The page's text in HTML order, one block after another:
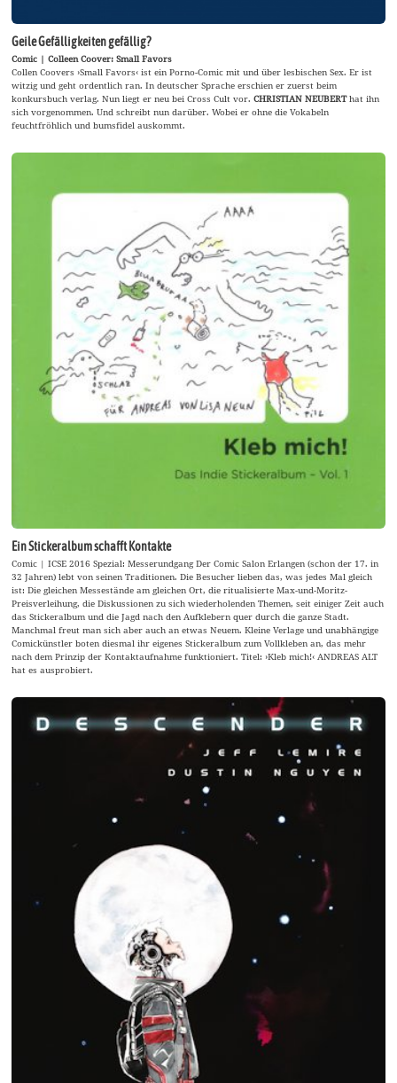
Geile Gefälligkeiten gefällig?
Comic | Colleen Coover: Small Favors
Collen Coovers ›Small Favors‹ ist ein Porno-Comic mit und über lesbischen Sex. Er ist
witzig und geht ordentlich ran. In deutscher Sprache erschien er zuerst beim
konkursbuch verlag. Nun liegt er neu bei Cross Cult vor.CHRISTIAN NEUBERThat ihn
sich vorgenommen. Und schreibt nun darüber. Wobei er ohne die Vokabeln
feuchtfröhlich und bumsfidel auskommt.
Ein Stickeralbum schafft Kontakte
Comic | ICSE 2016 Spezial: Messerundgang Der Comic Salon Erlangen (schon der 17. in
32 Jahren) lebt von seinen Traditionen. Die Besucher lieben das, was jedes Mal gleich
ist: Die gleichen Messestände am gleichen Ort, die ritualisierte Max-und-Moritz-
Preisverleihung, die Diskussionen zu sich wiederholenden Themen, seit einiger Zeit auch
das Stickeralbum und die Jagd nach den Aufklebern quer durch die ganze Stadt.
Manchmal freut man sich aber auch an etwas Neuem. Kleine Verlage und unabhängige
Comickünstler boten diesmal ihr eigenes Stickeralbum zum Vollkleben an, das mehr
nach dem Prinzip der Kontaktaufnahme funktioniert. Titel: ›Kleb mich!‹ ANDREAS ALT
hat es ausprobiert.